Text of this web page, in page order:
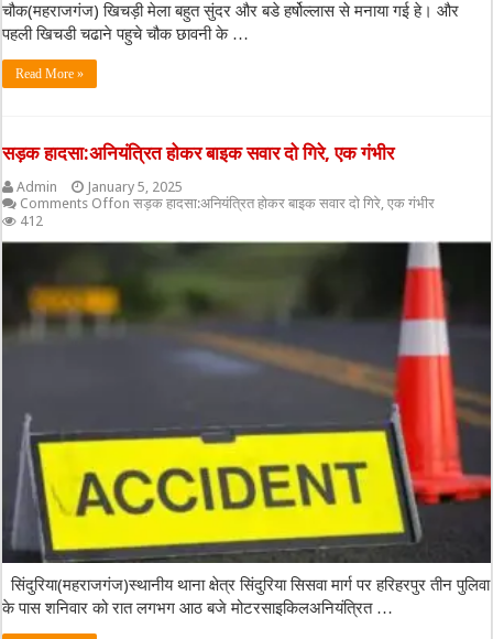
चौक(महराजगंज) खिचड़ी मेला बहुत सुंदर और बडे हर्षोल्लास से मनाया गई हे। और
पहली खिचडी चढाने पहुचे चौक छावनी के …
Read More »
सड़क हादसा:अनियंत्रित होकर बाइक सवार दो गिरे, एक गंभीर
Admin
January 5, 2025
Comments Offon सड़क हादसा:अनियंत्रित होकर बाइक सवार दो गिरे, एक गंभीर
412
सिंदुरिया(महराजगंज)स्थानीय थाना क्षेत्र सिंदुरिया सिसवा मार्ग पर हरिहरपुर तीन पुलिवा
के पास शनिवार को रात लगभग आठ बजे मोटरसाइकिलअनियंत्रित …